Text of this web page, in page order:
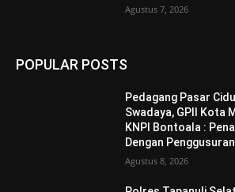
Agustus 7, 2026
POPULAR POSTS
Pedagang Pasar
Swadaya, GPII Kota
KNPI Bontoala :
Dengan Penggusuran
Agustus 8, 2026